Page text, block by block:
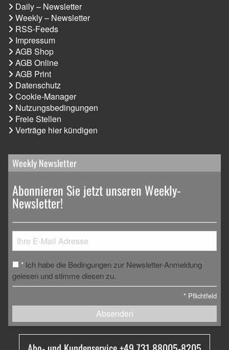
Daily – Newsletter
Weekly – Newsletter
RSS-Feeds
Impressum
AGB Shop
AGB Online
AGB Print
Datenschutz
Cookie-Manager
Nutzungsbedingungen
Freie Stellen
Verträge hier kündigen
Weekly Newsletter
Abonnieren Sie jetzt unseren Weekly-
Newsletter!
* Ich habe die Bedingungen zur Newsletter-Anmeldung
gelesen und stimme diesen zu.
* Pflichtfeld
Absenden